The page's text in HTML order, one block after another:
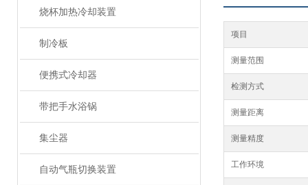
烧杯加热冷却装置
制冷板
便携式冷却器
带把手水浴锅
集尘器
自动气瓶切换装置
项目
测量范围
检测方式
测量距离
测量精度
工作环境